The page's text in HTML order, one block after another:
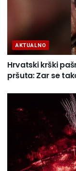
AKTUALNO
Hrvatski krški
pršuta: Zar se